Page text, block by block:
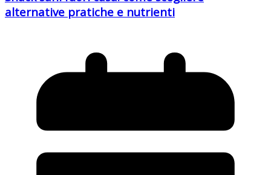
alternative pratiche e nutrienti